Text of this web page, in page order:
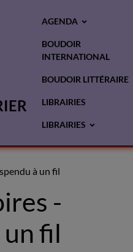
AGENDA
BOUDOIR
INTERNATIONAL
BOUDOIR LITTÉRAIRE
LIBRAIRIES
LIBRAIRIES
à un fil
-
fil